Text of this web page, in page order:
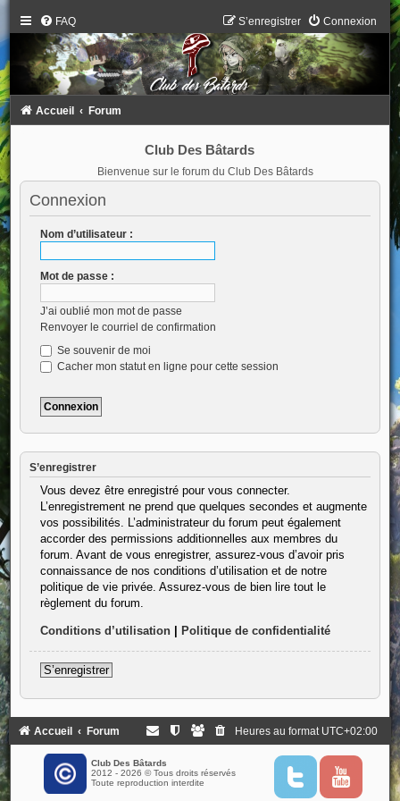
FAQ Connexion
S’enregistrer
Accueil Forum
Club Des Bâtards
Bienvenue sur le forum du Club Des Bâtards
Connexion
Nom d’utilisateur :
Mot de passe :
J’ai oublié mon mot de passe
Renvoyer le courriel de confirmation
Se souvenir de moi
Cacher mon statut en ligne pour cette session
S’enregistrer
Vous devez être enregistré pour vous connecter.
L’enregistrement ne prend que quelques secondes et augmente
vos possibilités. L’administrateur du forum peut également
accorder des permissions additionnelles aux membres du
forum. Avant de vous enregistrer, assurez-vous d’avoir pris
connaissance de nos conditions d’utilisation et de notre
politique de vie privée. Assurez-vous de bien lire tout le
règlement du forum.
Conditions d’utilisation| Politique de confidentialité
S’enregistrer
Accueil Forum Heures au format UTC+02:00
Club Des Bâtards
2012 - 2026 © Tous droits réservés
Toute reproduction interdite
T
Y